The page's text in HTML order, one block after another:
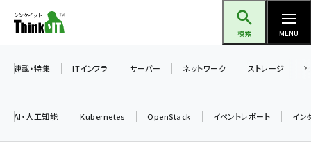
ン
ツ
検索 MENU
連載・特集 ITインフラ サーバー ネットワーク ストレージ
AI・人工知能 Kubernetes OpenStack イベントレポート イン